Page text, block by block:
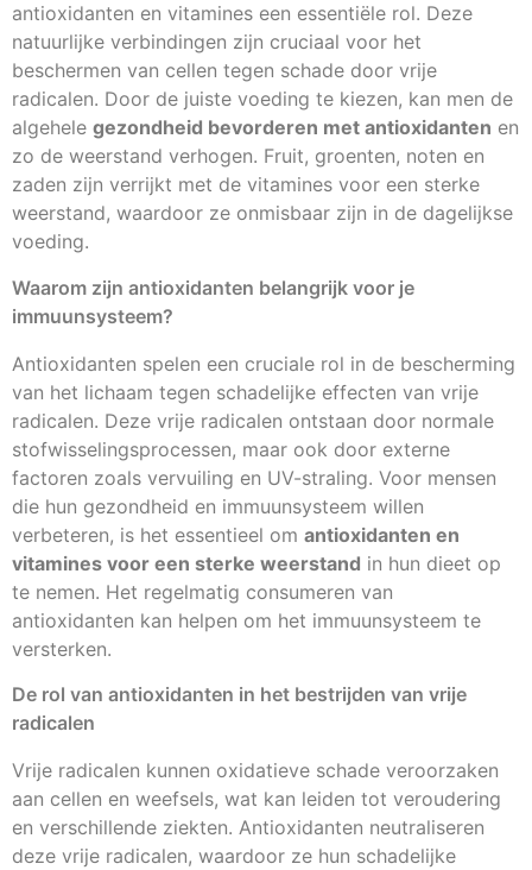
antioxidanten en vitamines een essentiële rol. Deze
natuurlijke verbindingen zijn cruciaal voor het
beschermen van cellen tegen schade door vrije
radicalen. Door de juiste voeding te kiezen, kan men de
algehele gezondheid bevorderen met antioxidanten en
zo de weerstand verhogen. Fruit, groenten, noten en
zaden zijn verrijkt met de vitamines voor een sterke
weerstand, waardoor ze onmisbaar zijn in de dagelijkse
voeding.
Waarom zijn antioxidanten belangrijk voor je
immuunsysteem?
Antioxidanten spelen een cruciale rol in de bescherming
van het lichaam tegen schadelijke effecten van vrije
radicalen. Deze vrije radicalen ontstaan door normale
stofwisselingsprocessen, maar ook door externe
factoren zoals vervuiling en UV-straling. Voor mensen
die hun gezondheid en immuunsysteem willen
verbeteren, is het essentieel om antioxidanten en
vitamines voor een sterke weerstand in hun dieet op
te nemen. Het regelmatig consumeren van
antioxidanten kan helpen om het immuunsysteem te
versterken.
De rol van antioxidanten in het bestrijden van vrije
radicalen
Vrije radicalen kunnen oxidatieve schade veroorzaken
aan cellen en weefsels, wat kan leiden tot veroudering
en verschillende ziekten. Antioxidanten neutraliseren
deze vrije radicalen, waardoor ze hun schadelijke